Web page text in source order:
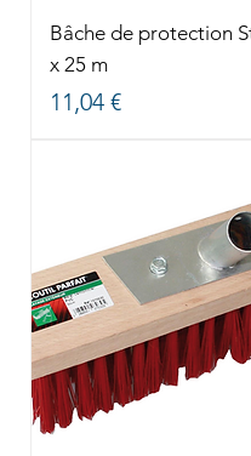
Bâche de protection
x 25 m
Prix
11,04 €